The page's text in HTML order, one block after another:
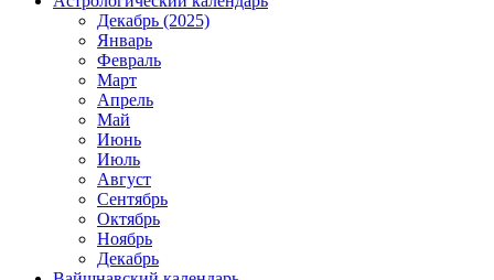
Декабрь (2025)
Январь
Февраль
Март
Апрель
Май
Июнь
Июль
Август
Сентябрь
Октябрь
Ноябрь
Декабрь